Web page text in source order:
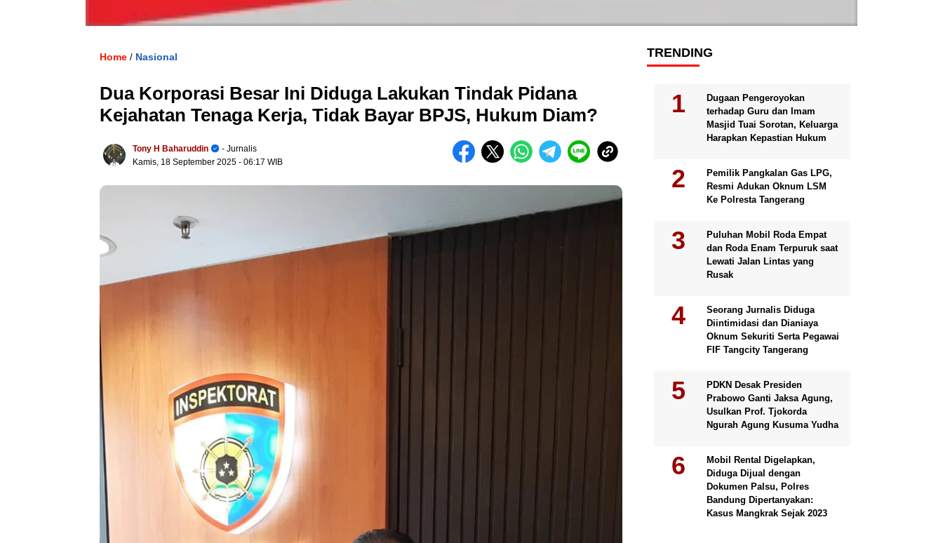
Home / Nasional
Dua Korporasi Besar Ini Diduga Lakukan Tindak Pidana
Kejahatan Tenaga Kerja, Tidak Bayar BPJS, Hukum Diam?
Tony H Baharuddin
- Jurnalis
Kamis, 18 September 2025 - 06:17 WIB
TRENDING
Dugaan Pengeroyokan
terhadap Guru dan Imam
Masjid Tuai Sorotan, Keluarga
Harapkan Kepastian Hukum
Pemilik Pangkalan Gas LPG,
Resmi Adukan Oknum LSM
Ke Polresta Tangerang
Puluhan Mobil Roda Empat
dan Roda Enam Terpuruk saat
Lewati Jalan Lintas yang
Rusak
Seorang Jurnalis Diduga
Diintimidasi dan Dianiaya
Oknum Sekuriti Serta Pegawai
FIF Tangcity Tangerang
PDKN Desak Presiden
Prabowo Ganti Jaksa Agung,
Usulkan Prof. Tjokorda
Ngurah Agung Kusuma Yudha
Mobil Rental Digelapkan,
Diduga Dijual dengan
Dokumen Palsu, Polres
Bandung Dipertanyakan:
Kasus Mangkrak Sejak 2023